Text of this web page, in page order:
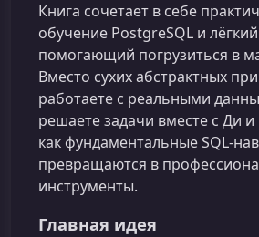
Книга сочетает в себе
обучение PostgreSQL и
помогающий погрузиться в
Вместо сухих абстрактных
работаете с реальными
решаете задачи вместе с Ди
как фундаментальные
превращаются в
инструменты.
Главная идея